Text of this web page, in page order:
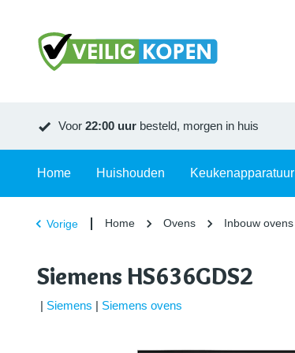
Voor 22:00 uur besteld, morgen in huis
Home Huishouden Keukenapparatuur
Vorige Home Ovens Inbouw ovens
Siemens HS636GDS2
| Siemens | Siemens ovens